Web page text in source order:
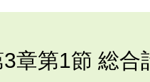
章第1節 総合